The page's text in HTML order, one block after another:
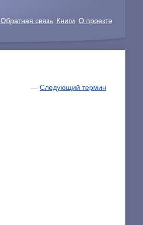
Обратная связь Книги О проекте
—Следующий термин